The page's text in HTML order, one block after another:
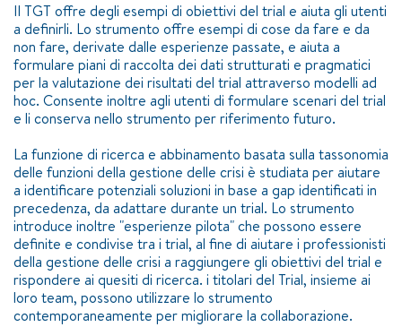
Il TGT offre degli esempi di obiettivi del trial e aiuta gli utenti
a definirli. Lo strumento offre esempi di cose da fare e da
non fare, derivate dalle esperienze passate, e aiuta a
formulare piani di raccolta dei dati strutturati e pragmatici
per la valutazione dei risultati del trial attraverso modelli ad
hoc. Consente inoltre agli utenti di formulare scenari del trial
e li conserva nello strumento per riferimento futuro.
La funzione di ricerca e abbinamento basata sulla tassonomia
delle funzioni della gestione delle crisi è studiata per aiutare
a identificare potenziali soluzioni in base a gap identificati in
precedenza, da adattare durante un trial. Lo strumento
introduce inoltre "esperienze pilota" che possono essere
definite e condivise tra i trial, al fine di aiutare i professionisti
della gestione delle crisi a raggiungere gli obiettivi del trial e
rispondere ai quesiti di ricerca. i titolari del Trial, insieme ai
loro team, possono utilizzare lo strumento
contemporaneamente per migliorare la collaborazione.